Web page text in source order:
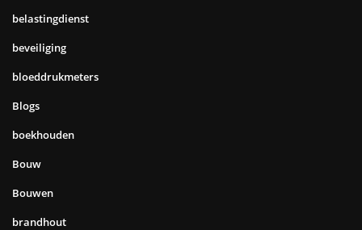
belastingdienst
beveiliging
bloeddrukmeters
Blogs
boekhouden
Bouw
Bouwen
brandhout